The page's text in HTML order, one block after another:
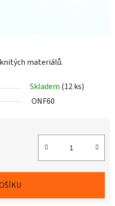
materiálů.
Skladem (12 ks)
ONF60